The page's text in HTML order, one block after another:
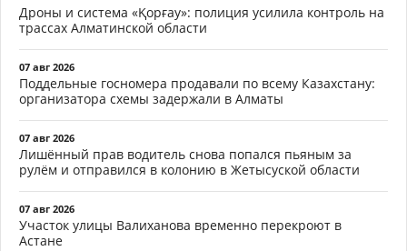
Дроны и система «Қорғау»: полиция усилила контроль на
трассах Алматинской области
07 авг 2026
Поддельные госномера продавали по всему Казахстану:
организатора схемы задержали в Алматы
07 авг 2026
Лишённый прав водитель снова попался пьяным за
рулём и отправился в колонию в Жетысуской области
07 авг 2026
Участок улицы Валиханова временно перекроют в
Астане